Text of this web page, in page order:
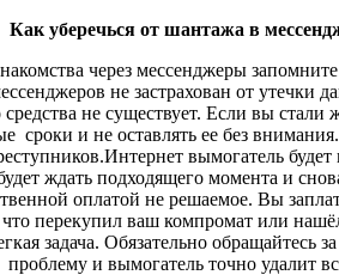
Как уберечься от шантажа в
через мессенджеры
не застрахован от утечки
не существует. Если вы
сроки и не оставлять ее без
вымогатель
ждать подходящего момента и
оплатой не решаемое. Вы
перекупил ваш компромат или
задача. Обязательно
проблему и вымогатель точно удалит